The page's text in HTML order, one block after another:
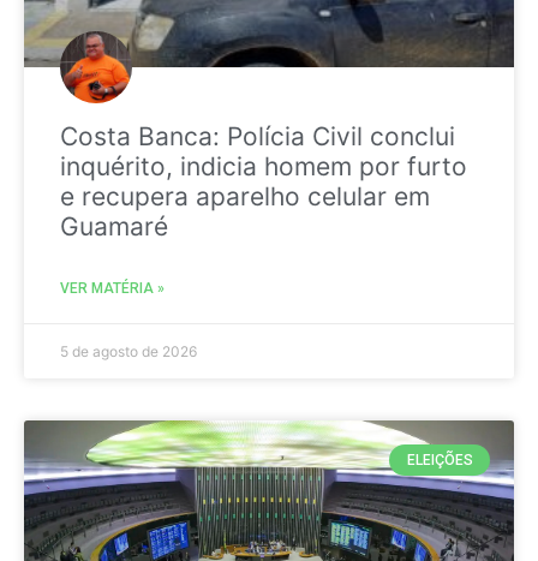
Costa Banca: Polícia Civil conclui
inquérito, indicia homem por furto
e recupera aparelho celular em
Guamaré
VER MATÉRIA »
5 de agosto de 2026
ELEIÇÕES